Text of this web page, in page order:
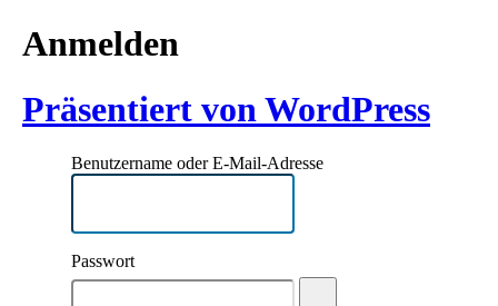
Anmelden
Präsentiert von WordPress
Benutzername oder E-Mail-Adresse
Passwort